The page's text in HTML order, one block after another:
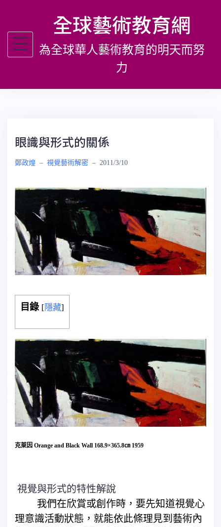
主
全球藝術教育網
為全球華人藝術教育的明天而努
力
眼識與形式的關係
鄭政煌 – 視覺藝術解密 – 2011/3/10
目錄 [ 隱藏]
克萊因 Orange and Black Wall 168.9×365.8㎝ 1959
視覺與形式的特性解說
我們在欣賞或創作時，要先知道視覺心
理意識活動狀態 ，就能依此條理見到藝術內